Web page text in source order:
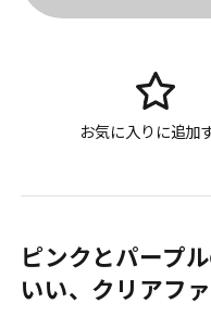
お気に入りに追加
ピンクとパープ
いい、クリアフ